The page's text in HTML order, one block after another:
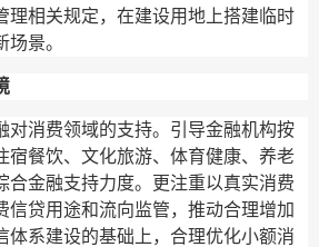
理相关规定，在建设用地上搭建临时
景。
对消费领域的支持。 引导金融机构按
宿餐饮、文化旅游、体育健康、养老
合金融支持力度。更注重以真实消费
信贷用途和流向监管，推动合理增加
体系建设的基础上，合理优化小额消